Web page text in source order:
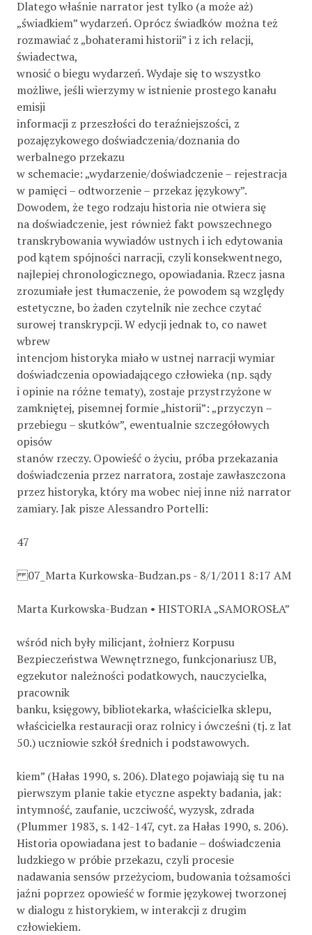
Dlatego właśnie narrator jest tylko (a może aż)
„świadkiem” wydarzeń. Oprócz świadków można też
rozmawiać z „bohaterami historii” i z ich relacji,
świadectwa,
wnosić o biegu wydarzeń. Wydaje się to wszystko
możliwe, jeśli wierzymy w istnienie prostego kanału
emisji
informacji z przeszłości do teraźniejszości, z
pozajęzykowego doświadczenia/doznania do
werbalnego przekazu
w schemacie: „wydarzenie/doświadczenie – rejestracja
w pamięci – odtworzenie – przekaz językowy”.
Dowodem, że tego rodzaju historia nie otwiera się
na doświadczenie, jest również fakt powszechnego
transkrybowania wywiadów ustnych i ich edytowania
pod kątem spójności narracji, czyli konsekwentnego,
najlepiej chronologicznego, opowiadania. Rzecz jasna
zrozumiałe jest tłumaczenie, że powodem są względy
estetyczne, bo żaden czytelnik nie zechce czytać
surowej transkrypcji. W edycji jednak to, co nawet
wbrew
intencjom historyka miało w ustnej narracji wymiar
doświadczenia opowiadającego człowieka (np. sądy
i opinie na różne tematy), zostaje przystrzyżone w
zamkniętej, pisemnej formie „historii”: „przyczyn –
przebiegu – skutków”, ewentualnie szczegółowych
opisów
stanów rzeczy. Opowieść o życiu, próba przekazania
doświadczenia przez narratora, zostaje zawłaszczona
przez historyka, który ma wobec niej inne niż narrator
zamiary. Jak pisze Alessandro Portelli:
47
07_Marta Kurkowska-Budzan.ps - 8/1/2011 8:17 AM
Marta Kurkowska-Budzan • HISTORIA „SAMOROSŁA”
wśród nich były milicjant, żołnierz Korpusu
Bezpieczeństwa Wewnętrznego, funkcjonariusz UB,
egzekutor należności podatkowych, nauczycielka,
pracownik
banku, księgowy, bibliotekarka, właścicielka sklepu,
właścicielka restauracji oraz rolnicy i ówcześni (tj. z lat
50.) uczniowie szkół średnich i podstawowych.
kiem” (Hałas 1990, s. 206). Dlatego pojawiają się tu na
pierwszym planie takie etyczne aspekty badania, jak:
intymność, zaufanie, uczciwość, wyzysk, zdrada
(Plummer 1983, s. 142-147, cyt. za Hałas 1990, s. 206).
Historia opowiadana jest to badanie – doświadczenia
ludzkiego w próbie przekazu, czyli procesie
nadawania sensów przeżyciom, budowania tożsamości
jaźni poprzez opowieść w formie językowej tworzonej
w dialogu z historykiem, w interakcji z drugim
człowiekiem.